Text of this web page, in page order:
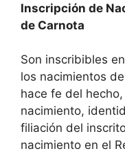
Inscripción de
de Carnota
Son inscribibles
los nacimientos
hace fe del
nacimiento,
filiación del
nacimiento en el